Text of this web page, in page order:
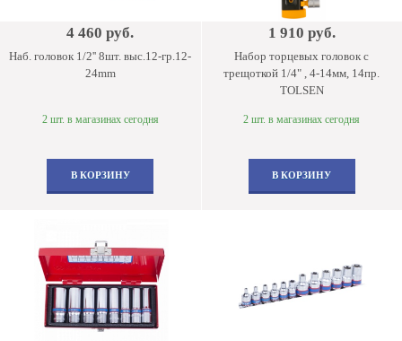
4 460 руб.
Наб. головок 1/2'' 8шт. выс.12-гр.12-
24mm
2 шт. в магазинах сегодня
В КОРЗИНУ
1 910 руб.
Набор торцевых головок с
трещоткой 1/4" , 4-14мм, 14пр.
TOLSEN
2 шт. в магазинах сегодня
В КОРЗИНУ